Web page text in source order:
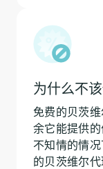
为什么不
免费的贝茨
余它能提供
不知情的情
的贝茨维尔